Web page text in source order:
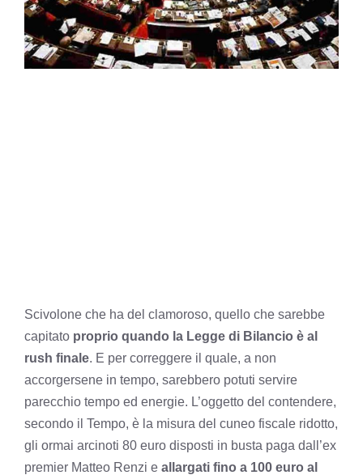
Scivolone che ha del clamoroso, quello che sarebbe
capitato proprio quando la Legge di Bilancio è al
rush finale. E per correggere il quale, a non
accorgersene in tempo, sarebbero potuti servire
parecchio tempo ed energie. L’oggetto del contendere,
secondo il Tempo, è la misura del cuneo fiscale ridotto,
gli ormai arcinoti 80 euro disposti in busta paga dall’ex
premier Matteo Renzi e allargati fino a 100 euro al